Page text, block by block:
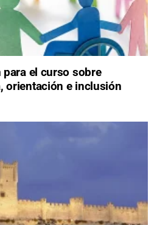
el curso sobre
orientación e inclusión